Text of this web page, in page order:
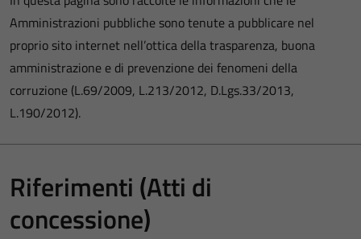
Amministrazioni pubbliche sono tenute a pubblicare nel
proprio sito internet nell’ottica della trasparenza, buona
amministrazione e di prevenzione dei fenomeni della
corruzione (L.69/2009, L.213/2012, D.Lgs.33/2013,
L.190/2012).
Riferimenti (Atti di
concessione)